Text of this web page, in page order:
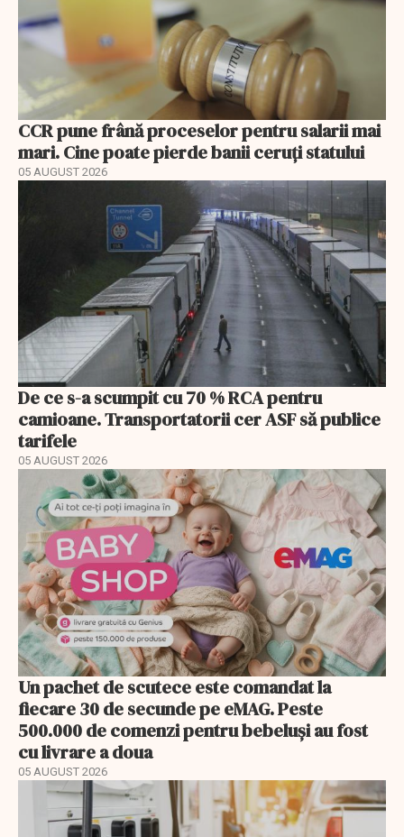
CCR pune frână proceselor pentru salarii mai
mari. Cine poate pierde banii ceruți statului
05 AUGUST 2026
De ce s-a scumpit cu 70 % RCA pentru
camioane. Transportatorii cer ASF să publice
tarifele
05 AUGUST 2026
Un pachet de scutece este comandat la
fiecare 30 de secunde pe eMAG. Peste
500.000 de comenzi pentru bebeluși au fost
cu livrare a doua
05 AUGUST 2026